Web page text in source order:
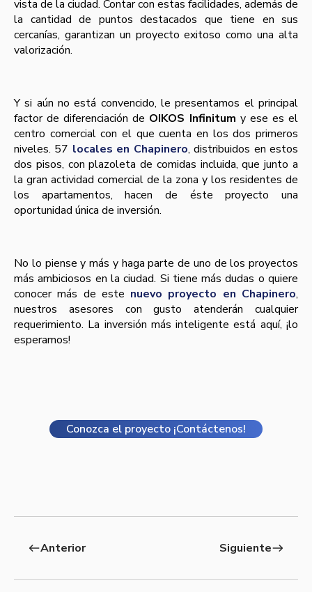
vista de la ciudad. Contar con estas facilidades, además de
la cantidad de puntos destacados que tiene en sus
cercanías, garantizan un proyecto exitoso como una alta
valorización.
Y si aún no está convencido, le presentamos el principal
factor de diferenciación de OIKOS Infinitum y ese es el
centro comercial con el que cuenta en los dos primeros
niveles. 57 locales en Chapinero, distribuidos en estos
dos pisos, con plazoleta de comidas incluida, que junto a
la gran actividad comercial de la zona y los residentes de
los apartamentos, hacen de éste proyecto una
oportunidad única de inversión.
No lo piense y más y haga parte de uno de los proyectos
más ambiciosos en la ciudad. Si tiene más dudas o quiere
conocer más de este nuevo proyecto en Chapinero,
nuestros asesores con gusto atenderán cualquier
requerimiento. La inversión más inteligente está aquí, ¡lo
esperamos!
Conozca el proyecto ¡Contáctenos!
westAnterior Siguienteeast